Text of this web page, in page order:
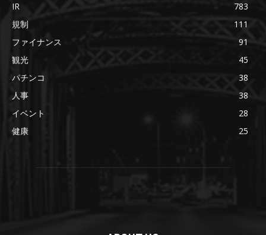
IR
783
規制
111
ファイナンス
91
観光
45
パチンコ
38
人事
38
イベント
28
健康
25